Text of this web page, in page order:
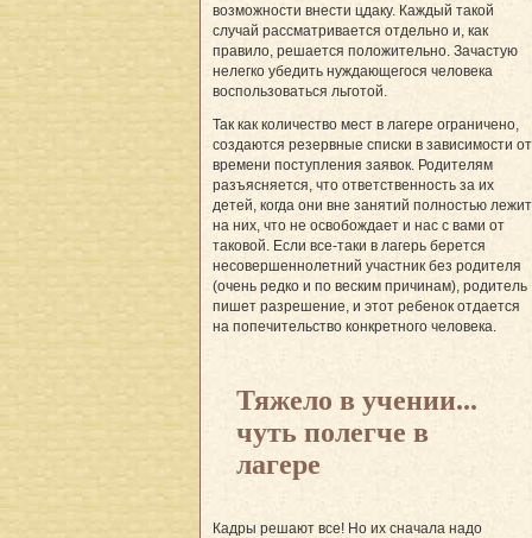
возможности внести цдаку. Каждый такой
случай рассматривается отдельно и, как
правило, решается положительно. Зачастую
нелегко убедить нуждающегося человека
воспользоваться льготой.
Так как количество мест в лагере ограничено,
создаются резервные списки в зависимости от
времени поступления заявок. Родителям
разъясняется, что ответственность за их
детей, когда они вне занятий полностью лежит
на них, что не освобождает и нас с вами от
таковой. Если все-таки в лагерь берется
несовершеннолетний участник без родителя
(очень редко и по веским причинам), родитель
пишет разрешение, и этот ребенок отдается
на попечительство конкретного человека.
Тяжело в учении...
чуть полегче в
лагере
Кадры решают все! Но их сначала надо